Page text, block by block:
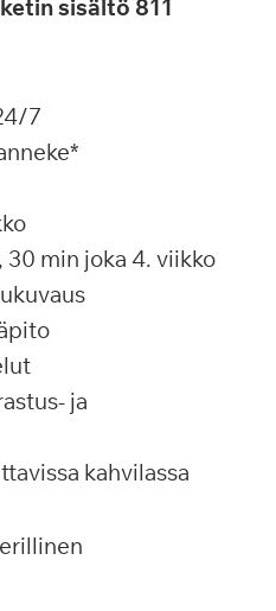
sisältö 811
7
30 min joka 4. viikko
ja
kahvilassa